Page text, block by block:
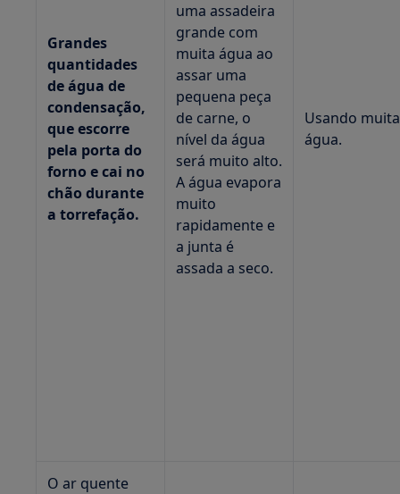
Grandes
quantidades
de água de
condensação,
que escorre
pela porta do
forno e cai no
chão durante
a torrefação.
uma assadeira
grande com
muita água ao
assar uma
pequena peça
de carne, o
nível da água
será muito alto.
A água evapora
muito
rapidamente e
a junta é
assada a seco.
Usando muita
água.
O ar quente